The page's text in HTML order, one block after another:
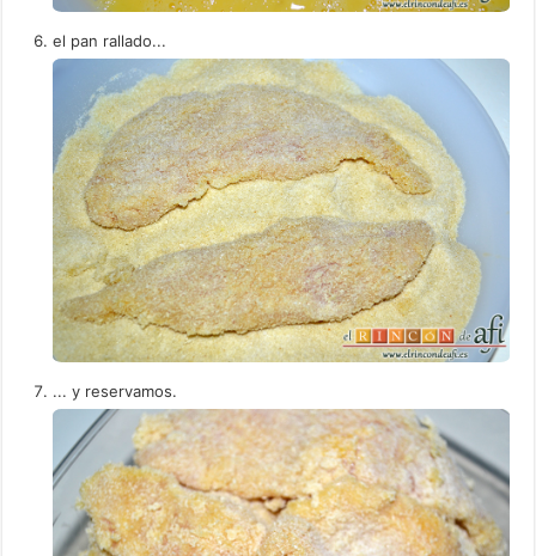
el pan rallado...
... y reservamos.